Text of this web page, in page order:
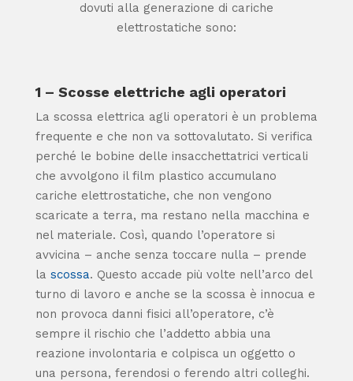
dovuti alla generazione di cariche
elettrostatiche sono:
1 – Scosse elettriche agli operatori
La scossa elettrica agli operatori è un problema
frequente e che non va sottovalutato. Si verifica
perché le bobine delle insacchettatrici verticali
che avvolgono il film plastico accumulano
cariche elettrostatiche, che non vengono
scaricate a terra, ma restano nella macchina e
nel materiale. Così, quando l’operatore si
avvicina – anche senza toccare nulla – prende
la scossa. Questo accade più volte nell’arco del
turno di lavoro e anche se la scossa è innocua e
non provoca danni fisici all’operatore, c’è
sempre il rischio che l’addetto abbia una
reazione involontaria e colpisca un oggetto o
una persona, ferendosi o ferendo altri colleghi.